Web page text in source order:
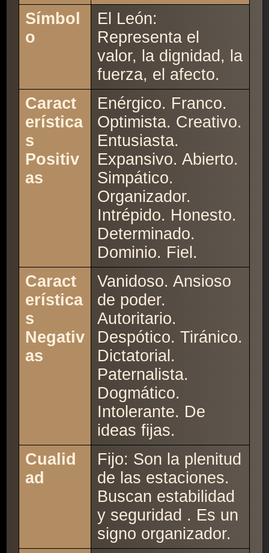
Símbol
o
El León:
Representa el
valor, la dignidad, la
fuerza, el afecto.
Caract
erística
s
Positiv
as
Enérgico. Franco.
Optimista. Creativo.
Entusiasta.
Expansivo. Abierto.
Simpático.
Organizador.
Intrépido. Honesto.
Determinado.
Dominio. Fiel.
Caract
erística
s
Negativ
as
Vanidoso. Ansioso
de poder.
Autoritario.
Despótico. Tiránico.
Dictatorial.
Paternalista.
Dogmático.
Intolerante. De
ideas fijas.
Cualid
ad
Fijo: Son la plenitud
de las estaciones.
Buscan estabilidad
y seguridad . Es un
signo organizador.